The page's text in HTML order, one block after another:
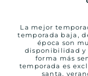
La mejor
temporada baja,
época son
disponibilidad y
forma más
temporada es
santa,